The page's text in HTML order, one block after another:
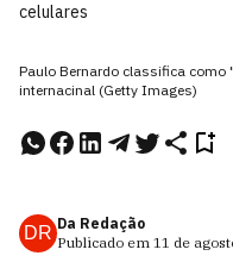
celulares
Paulo Bernardo classifica
internacinal (Getty Images)
DR Da Redação
Publicado em 11 de